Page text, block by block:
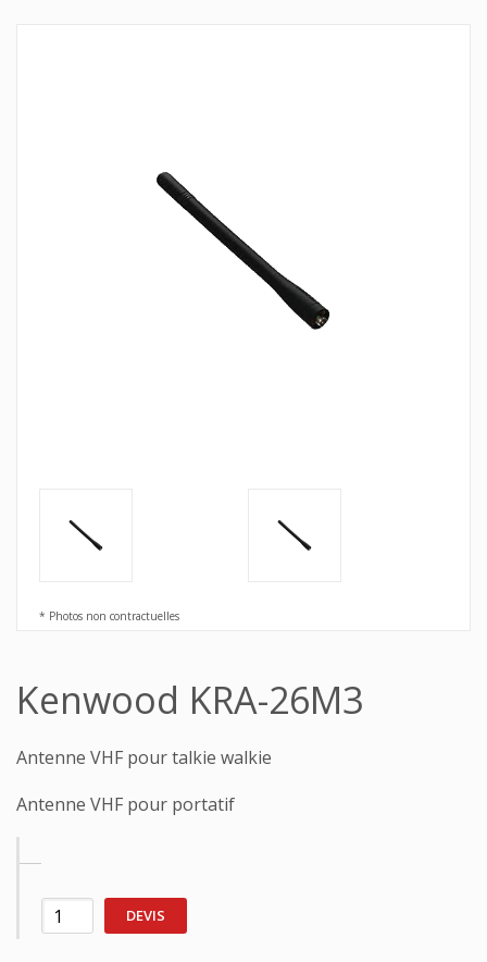
* Photos non contractuelles
Kenwood KRA-26M3
Antenne VHF pour talkie walkie
Antenne VHF pour portatif
DEVIS